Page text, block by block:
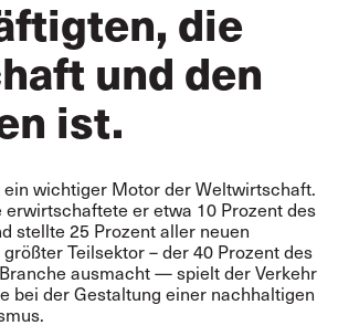
die
und den
ist.
ein wichtiger Motor der Weltwirtschaft.
erwirtschaftete er etwa 10 Prozent des
stellte 25 Prozent aller neuen
Teilsektor – der 40 Prozent des
ausmacht — spielt der Verkehr
bei der Gestaltung einer nachhaltigen